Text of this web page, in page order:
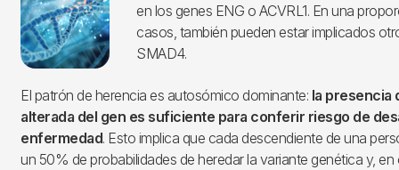
en los genes ENG o ACVRL1. En una
casos, también pueden estar implicados
SMAD4.
El patrón de herencia es autosómico dominante: la presencia
alterada del gen es suficiente para conferir riesgo de
enfermedad. Esto implica que cada descendiente de una
un 50% de probabilidades de heredar la variante genética y,